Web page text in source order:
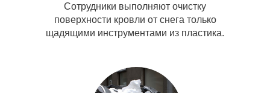
Сотрудники выполняют очистку
поверхности кровли от снега только
щадящими инструментами из пластика.